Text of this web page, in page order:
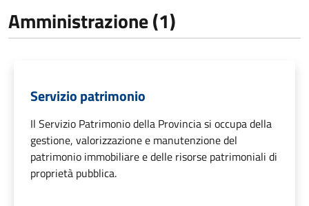
Amministrazione (1)
Servizio patrimonio
Il Servizio Patrimonio della Provincia si occupa della
gestione, valorizzazione e manutenzione del
patrimonio immobiliare e delle risorse patrimoniali di
proprietà pubblica.